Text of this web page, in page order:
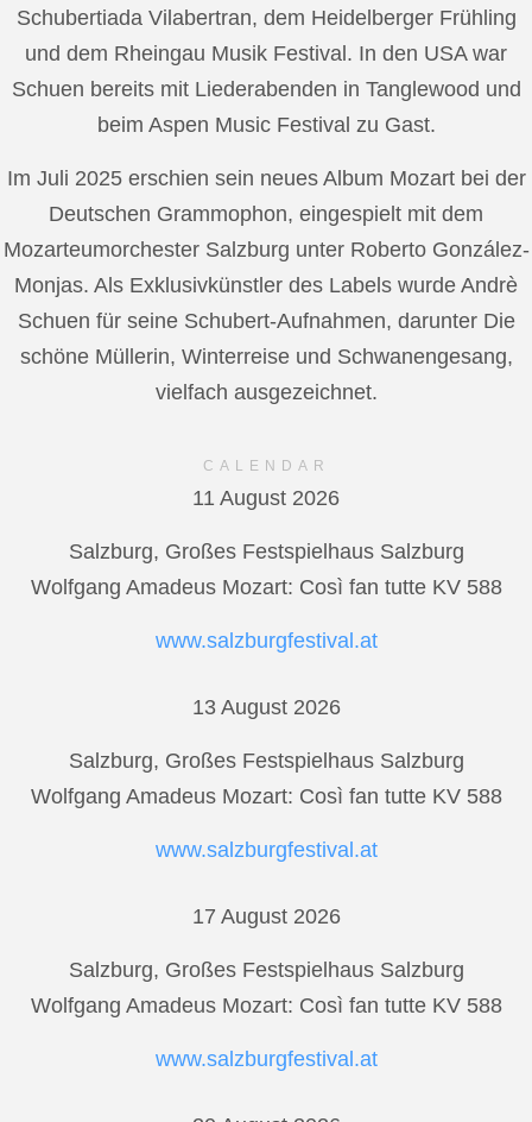
Schubertiada Vilabertran, dem Heidelberger Frühling
und dem Rheingau Musik Festival. In den USA war
Schuen bereits mit Liederabenden in Tanglewood und
beim Aspen Music Festival zu Gast.
Im Juli 2025 erschien sein neues Album Mozart bei der
Deutschen Grammophon, eingespielt mit dem
Mozarteumorchester Salzburg unter Roberto González-
Monjas. Als Exklusivkünstler des Labels wurde Andrè
Schuen für seine Schubert-Aufnahmen, darunter Die
schöne Müllerin, Winterreise und Schwanengesang,
vielfach ausgezeichnet.
CALENDAR
11 August 2026
Salzburg, Großes Festspielhaus Salzburg
Wolfgang Amadeus Mozart: Così fan tutte KV 588
www.salzburgfestival.at
13 August 2026
Salzburg, Großes Festspielhaus Salzburg
Wolfgang Amadeus Mozart: Così fan tutte KV 588
www.salzburgfestival.at
17 August 2026
Salzburg, Großes Festspielhaus Salzburg
Wolfgang Amadeus Mozart: Così fan tutte KV 588
www.salzburgfestival.at